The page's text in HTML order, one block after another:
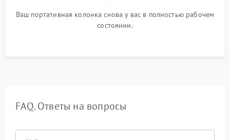
Ваш портативная колонка снова у вас в полностью рабочем
состоянии.
FAQ. Ответы на вопросы